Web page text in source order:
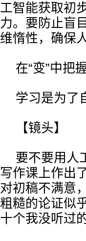
工智能获取初
力。要防止盲
维惰性，确保
在“变”中把
学习是为了
【镜头】
要不要用人
写作课上作出
对初稿不满意
粗糙的论证似
十个我没听过